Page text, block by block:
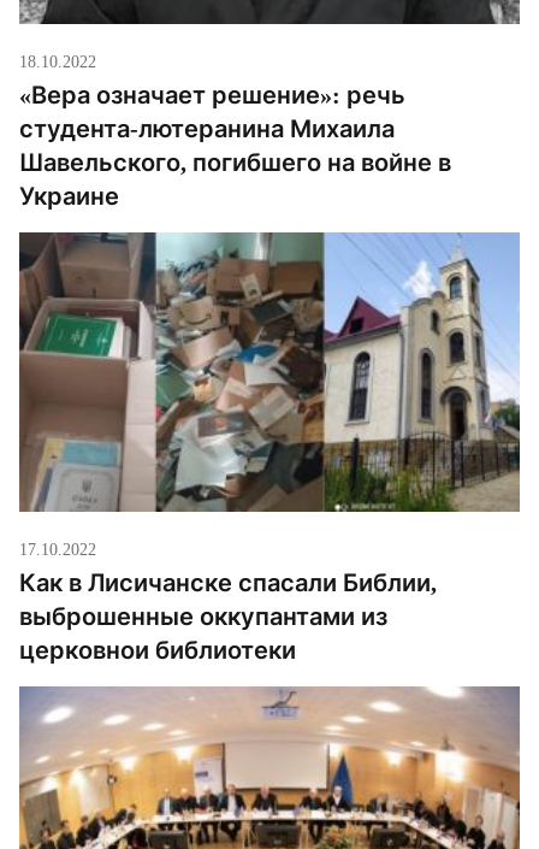
18.10.2022
«Вера означает решение»: речь
студента-лютеранина Михаила
Шавельского, погибшего на войне в
Украине
17.10.2022
Как в Лисичанске спасали Библии,
выброшенные оккупантами из
церковнои‌ библиотеки